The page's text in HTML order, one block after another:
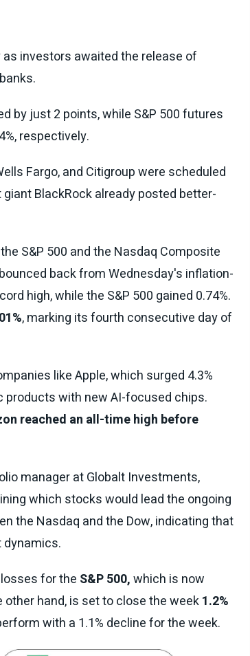
investors awaited the release of
by just 2 points, while S&P 500 futures
respectively.
Fargo, and Citigroup were scheduled
BlackRock already posted better-
S&P 500 and the Nasdaq Composite
back from Wednesday's inflation-
high, while the S&P 500 gained 0.74%.
, marking its fourth consecutive day of
like Apple, which surged 4.3%
with new AI-focused chips.
reached an all-time high before
manager at Globalt Investments,
which stocks would lead the ongoing
the Nasdaq and the Dow, indicating that
for the S&P 500,which is now
other hand, is set to close the week1.2%
with a 1.1% decline for the week.
4
5
National News 29 , Dec , 2024
National News